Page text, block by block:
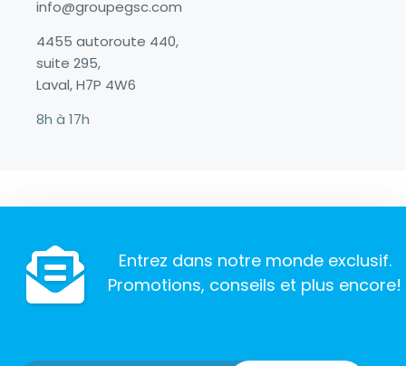
info@groupegsc.com
4455 autoroute 440,
suite 295,
Laval, H7P 4W6
8h à 17h
Entrez dans notre monde exclusif.
Promotions, conseils et plus encore!